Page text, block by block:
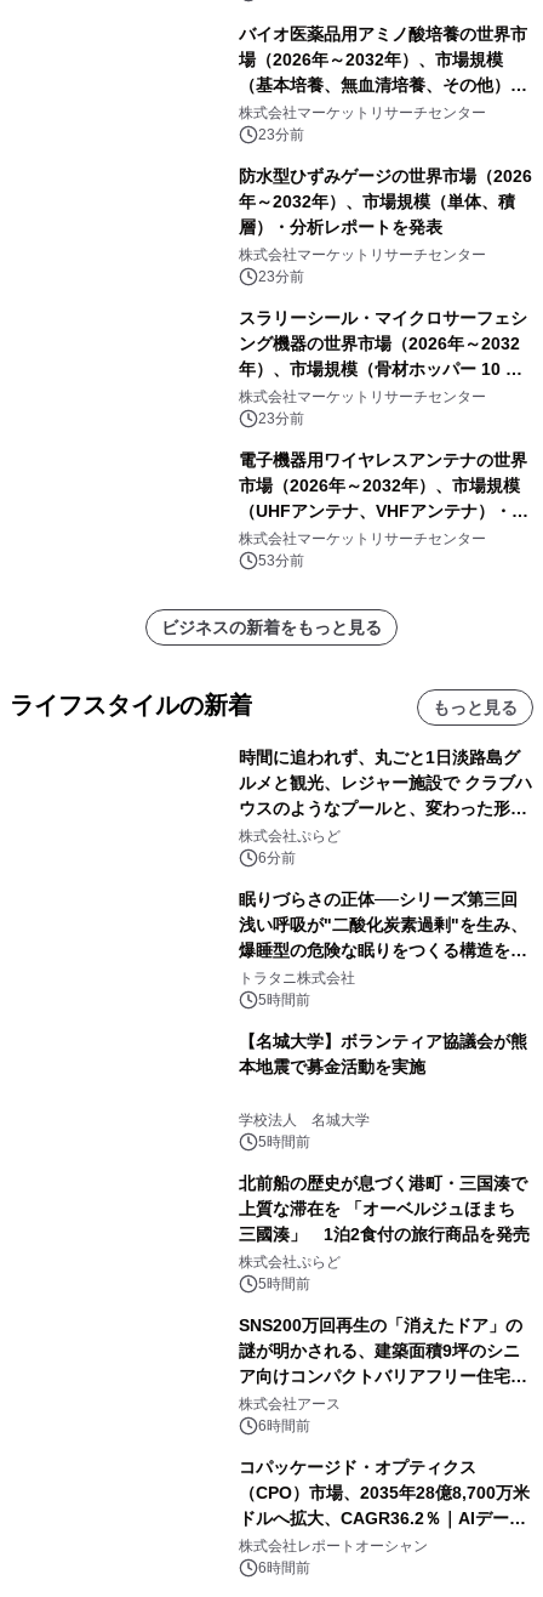
バイオ医薬品用アミノ酸培養の世界市
場（2026年～2032年）、市場規模
（基本培養、無血清培養、その他）・
分析レポートを発表
株式会社マーケットリサーチセンター
23分前
防水型ひずみゲージの世界市場（2026
年～2032年）、市場規模（単体、積
層）・分析レポートを発表
株式会社マーケットリサーチセンター
23分前
スラリーシール・マイクロサーフェシ
ング機器の世界市場（2026年～2032
年）、市場規模（骨材ホッパー 10 m³
以下、骨材ホッパー 10 m³～12 m³、
骨材ホッパー 12 m³以上）・分析レポ
株式会社マーケットリサーチセンター
23分前
電子機器用ワイヤレスアンテナの世界
市場（2026年～2032年）、市場規模
（UHFアンテナ、VHFアンテナ）・分
析レポートを発表
株式会社マーケットリサーチセンター
53分前
ビジネスの新着をもっと見る
ライフスタイルの新着 もっと見る
時間に追われず、丸ごと1日淡路島グ
ルメと観光、レジャー施設で クラブハ
ウスのようなプールと、変わった形の
サウナも 「THE BOXY AWAJI」のお
得な素泊まり連泊プランで
株式会社ぷらど
6分前
眠りづらさの正体──シリーズ第三回
浅い呼吸が"二酸化炭素過剰"を生み、
爆睡型の危険な眠りをつくる構造を解
説
トラタニ株式会社
5時間前
【名城大学】ボランティア協議会が熊
本地震で募金活動を実施
学校法人 名城大学
5時間前
北前船の歴史が息づく港町・三国湊で
上質な滞在を 「オーベルジュほまち
三國湊」 1泊2食付の旅行商品を発売
株式会社ぷらど
5時間前
SNS200万回再生の「消えたドア」の
謎が明かされる、建築面積9坪のシニ
ア向けコンパクトバリアフリー住宅が
誕生
株式会社アース
6時間前
コパッケージド・オプティクス
（CPO）市場、2035年28億8,700万米
ドルへ拡大、CAGR36.2％｜AIデータ
センター・高速光通信需要が成長を加
速
株式会社レポートオーシャン
6時間前